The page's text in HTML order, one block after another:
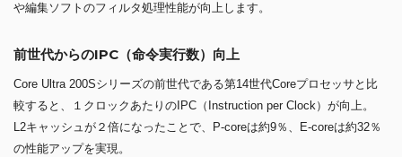
や編集ソフトのフィルタ処理性能が向上します。
前世代からのIPC（命令実行数）向上
Core Ultra 200Sシリーズの前世代である第14世代Coreプロセッサと比
較すると、１クロックあたりのIPC（Instruction per Clock）が向上。
L2キャッシュが２倍になったことで、P-coreは約9％、E-coreは約32％
の性能アップを実現。